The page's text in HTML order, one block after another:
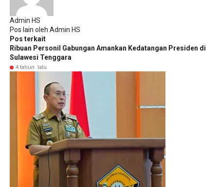
Admin HS
Pos lain oleh Admin HS
Pos terkait
Ribuan Personil Gabungan Amankan Kedatangan Presiden di
Sulawesi Tenggara
4 tahun lalu